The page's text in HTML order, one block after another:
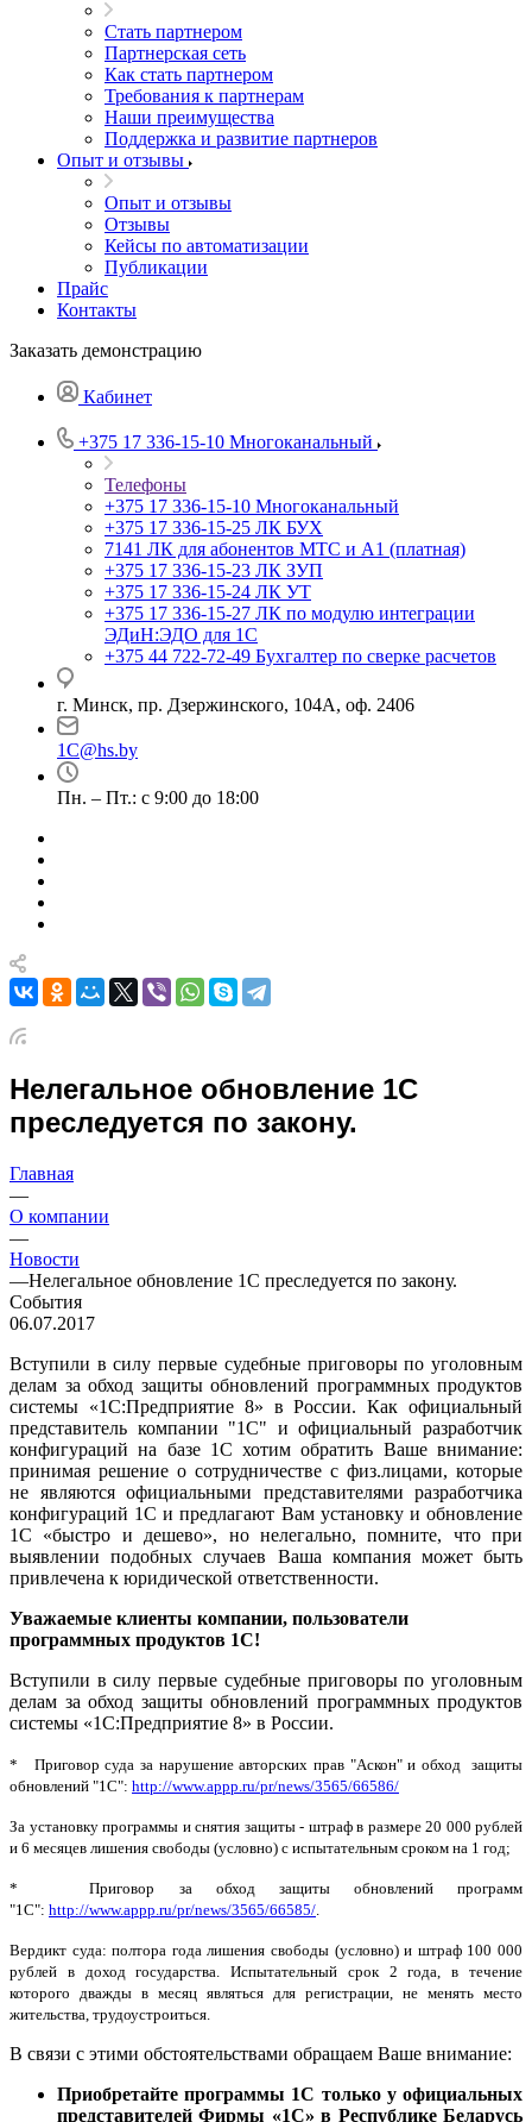
Стать партнером
Партнерская сеть
Как стать партнером
Требования к партнерам
Наши преимущества
Поддержка и развитие партнеров
Опыт и отзывы
Опыт и отзывы
Отзывы
Кейсы по автоматизации
Публикации
Прайс
Контакты
Заказать демонстрацию
Кабинет
+375 17 336-15-10 Многоканальный
Телефоны
+375 17 336-15-10 Многоканальный
+375 17 336-15-25 ЛК БУХ
7141 ЛК для абонентов МТС и А1 (платная)
+375 17 336-15-23 ЛК ЗУП
+375 17 336-15-24 ЛК УТ
+375 17 336-15-27 ЛК по модулю интеграции
ЭДиН:ЭДО для 1С
+375 44 722-72-49 Бухгалтер по сверке расчетов
г. Минск, пр. Дзержинского, 104А, оф. 2406
1C@hs.by
Пн. – Пт.: с 9:00 до 18:00
Нелегальное обновление 1С
преследуется по закону.
Главная
—
О компании
—
Новости
—Нелегальное обновление 1С преследуется по закону.
События
06.07.2017
Вступили в силу первые судебные приговоры по уголовным
делам за обход защиты обновлений программных продуктов
системы «1С:Предприятие 8» в России. Как официальный
представитель компании "1С" и официальный разработчик
конфигураций на базе 1С хотим обратить Ваше внимание:
принимая решение о сотрудничестве с физ.лицами, которые
не являются официальными представителями разработчика
конфигураций 1С и предлагают Вам установку и обновление
1С «быстро и дешево», но нелегально, помните, что при
выявлении подобных случаев Ваша компания может быть
привлечена к юридической ответственности.
Уважаемые клиенты компании, пользователи
программных продуктов 1С!
Вступили в силу первые судебные приговоры по уголовным
делам за обход защиты обновлений программных продуктов
системы «1С:Предприятие 8» в России.
* Приговор суда за нарушение авторских прав "Аскон" и обход защиты
обновлений "1С": http://www.appp.ru/pr/news/3565/66586/
За установку программы и снятия защиты - штраф в размере 20 000 рублей
и 6 месяцев лишения свободы (условно) с испытательным сроком на 1 год;
* Приговор за обход защиты обновлений программ
"1С": http://www.appp.ru/pr/news/3565/66585/
Вердикт суда: полтора года лишения свободы (условно) и штраф 100 000
рублей в доход государства. Испытательный срок 2 года, в течение
которого дважды в месяц являться для регистрации, не менять место
жительства, трудоустроиться.
В связи с этими обстоятельствами обращаем Ваше внимание:
Приобретайте программы 1С только у официальных
представителей Фирмы «1С» в Республике Беларусь